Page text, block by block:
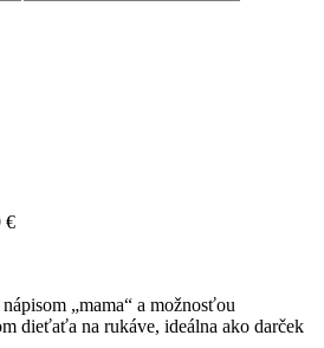
€
„mama“ a možnosťou
dieťaťa na rukáve, ideálna ako darček